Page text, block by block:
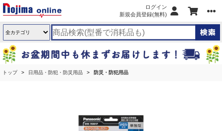
ログイン
新規会員登録(無料)
トップ 日用品・防犯・防災用品 防災・防犯用品